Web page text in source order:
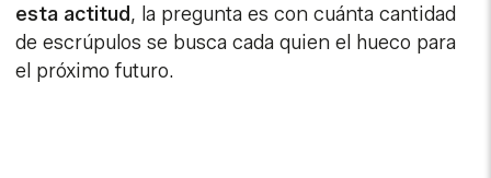
esta actitud, la pregunta es con cuánta cantidad
de escrúpulos se busca cada quien el hueco para
el próximo futuro.